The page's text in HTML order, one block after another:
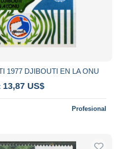
1977 DJIBOUTI EN LA ONU
13,87 US$
Profesional